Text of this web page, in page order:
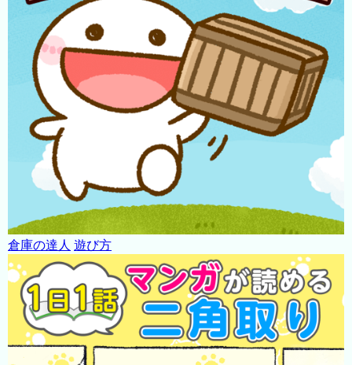
倉庫の達人 遊び方